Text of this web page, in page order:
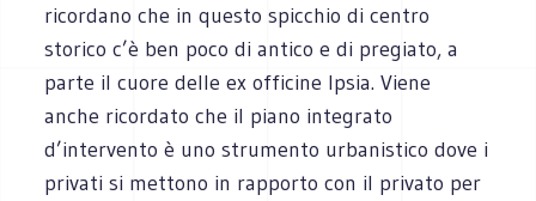
ricordano che in questo spicchio di centro
storico c’è ben poco di antico e di pregiato, a
parte il cuore delle ex officine Ipsia. Viene
anche ricordato che il piano integrato
d’intervento è uno strumento urbanistico dove i
privati si mettono in rapporto con il privato per